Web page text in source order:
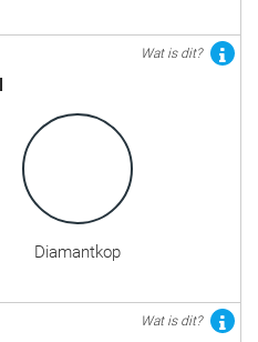
Wat is dit?
Diamantkop
Wat is dit?